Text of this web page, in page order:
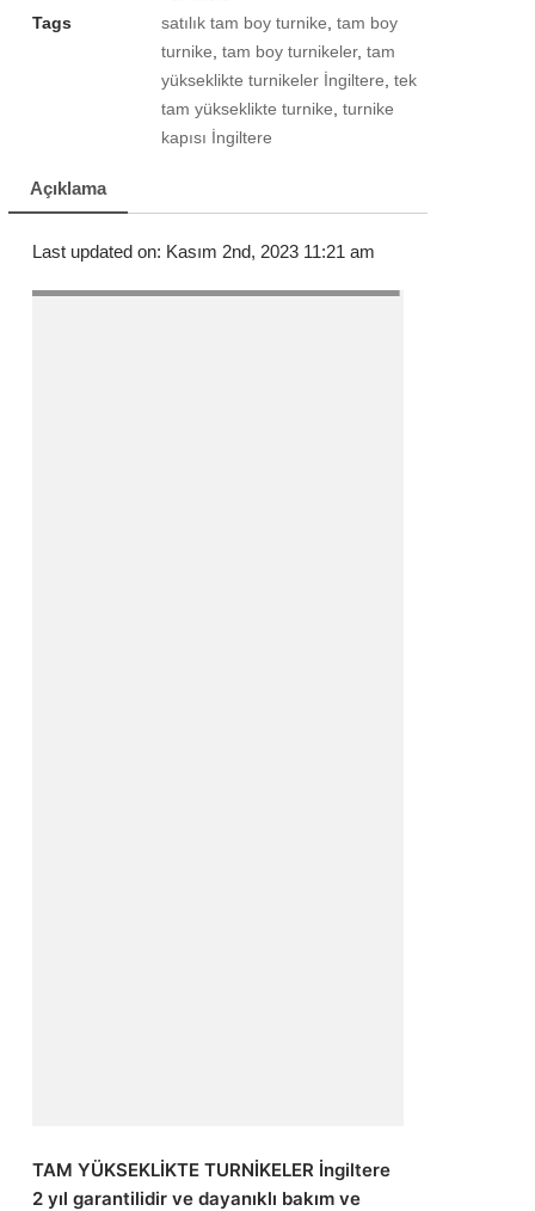
Tags
satılık tam boy turnike tam boy
turnike tam boy turnikeler, tam
yükseklikte turnikeler İngiltere tek
tam yükseklikte turnike turnike
kapısı İngiltere
Açıklama
Last updated on: Kasım 2nd, 2023 11:21 am
TAM YÜKSEKLİKTE TURNİKELER İngiltere
2 yıl garantilidir ve dayanıklı bakım ve